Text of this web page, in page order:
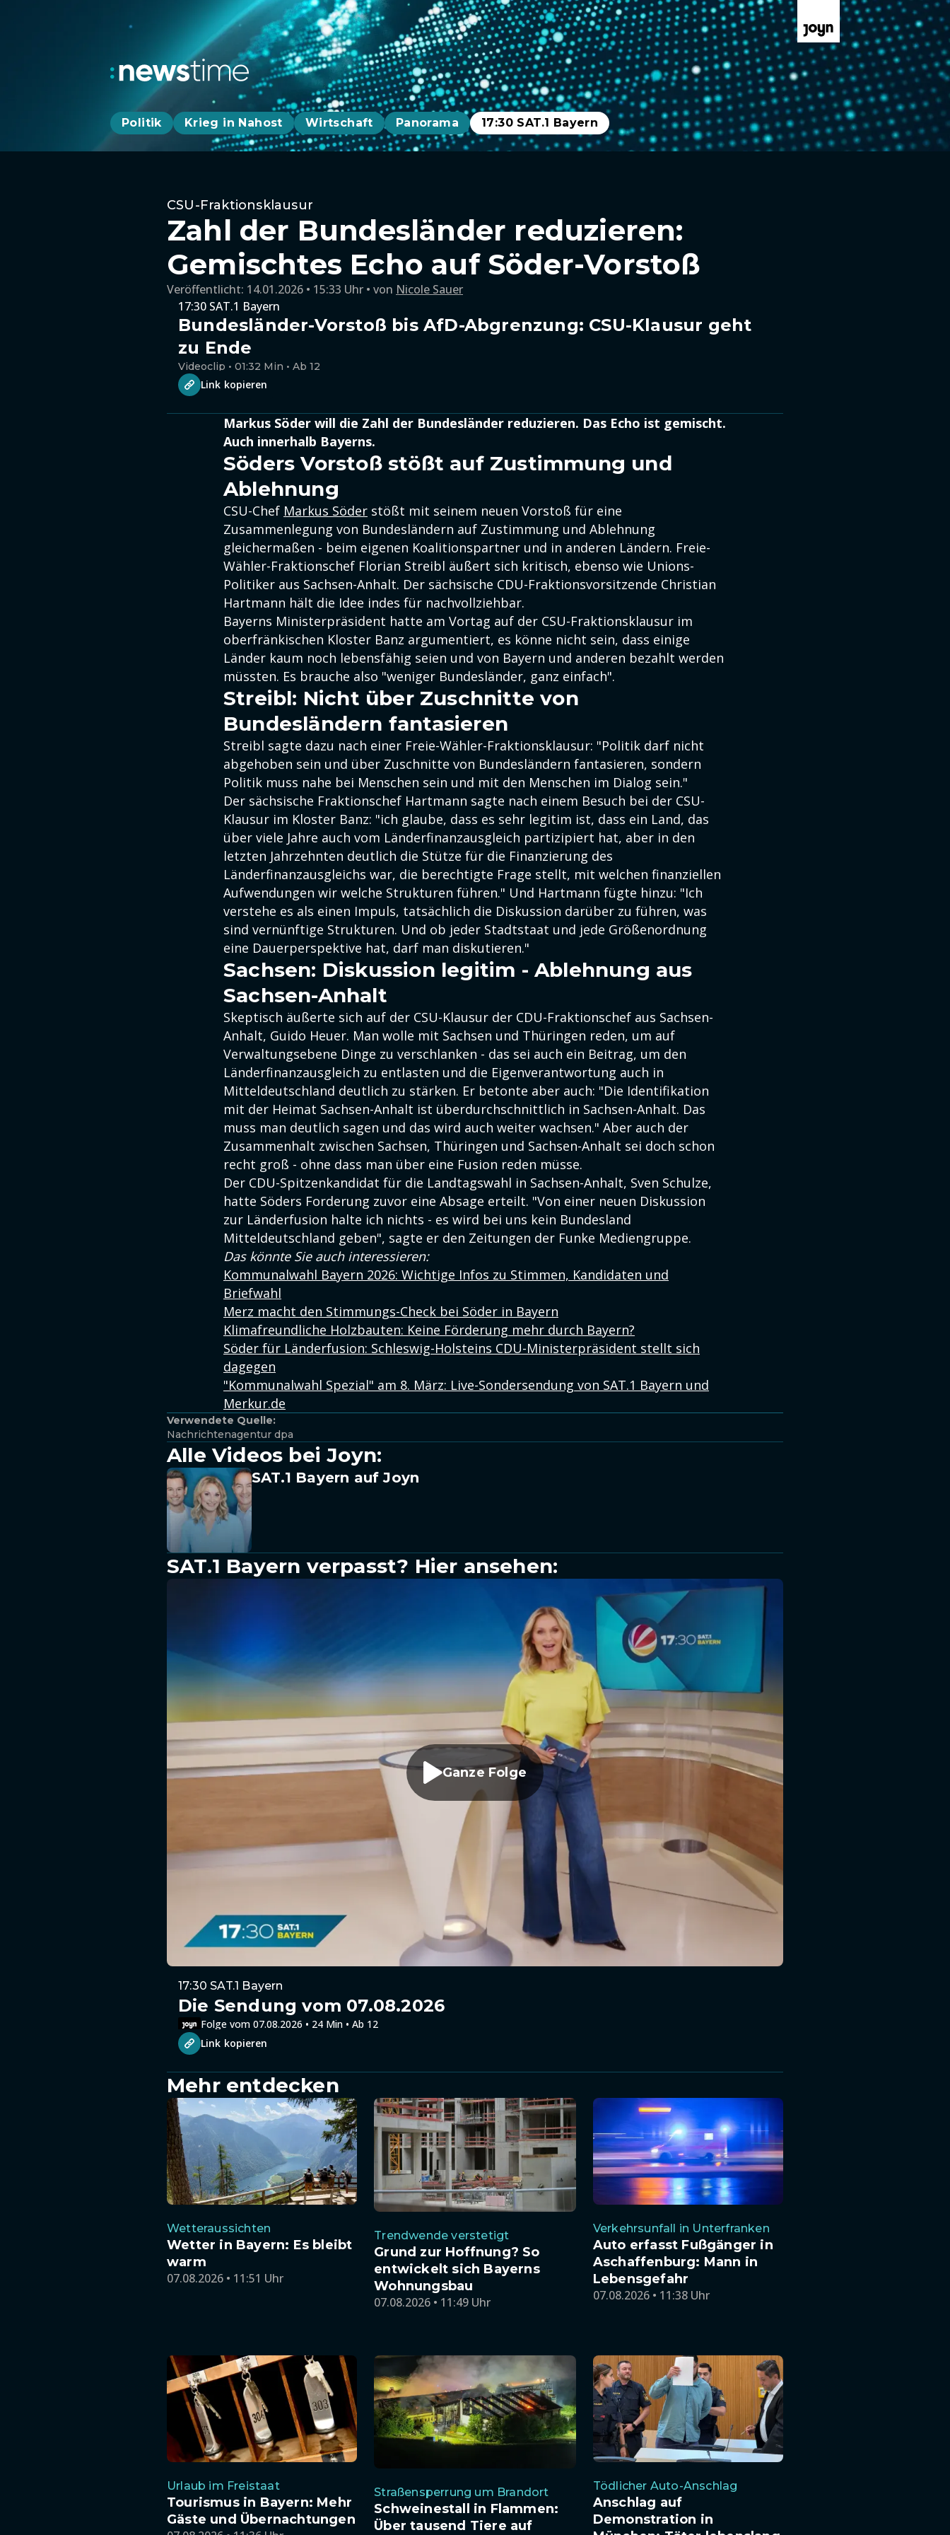
Politik Krieg in Nahost Wirtschaft Panorama 17:30 SAT.1 Bayern
CSU-Fraktionsklausur
Zahl der Bundesländer reduzieren:
Gemischtes Echo auf Söder-Vorstoß
Veröffentlicht: 14.01.2026 • 15:33 Uhr von Nicole Sauer
17:30 SAT.1 Bayern
Bundesländer-Vorstoß bis AfD-Abgrenzung: CSU-Klausur geht
zu Ende
Videoclip • 01:32 Min • Ab 12
Link kopieren
Markus Söder will die Zahl der Bundesländer reduzieren. Das Echo ist gemischt.
Auch innerhalb Bayerns.
Söders Vorstoß stößt auf Zustimmung und
Ablehnung
CSU-Chef Markus Söder stößt mit seinem neuen Vorstoß für eine
Zusammenlegung von Bundesländern auf Zustimmung und Ablehnung
gleichermaßen - beim eigenen Koalitionspartner und in anderen Ländern. Freie-
Wähler-Fraktionschef Florian Streibl äußert sich kritisch, ebenso wie Unions-
Politiker aus Sachsen-Anhalt. Der sächsische CDU-Fraktionsvorsitzende Christian
Hartmann hält die Idee indes für nachvollziehbar.
Bayerns Ministerpräsident hatte am Vortag auf der CSU-Fraktionsklausur im
oberfränkischen Kloster Banz argumentiert, es könne nicht sein, dass einige
Länder kaum noch lebensfähig seien und von Bayern und anderen bezahlt werden
müssten. Es brauche also "weniger Bundesländer, ganz einfach".
Streibl: Nicht über Zuschnitte von
Bundesländern fantasieren
Streibl sagte dazu nach einer Freie-Wähler-Fraktionsklausur: "Politik darf nicht
abgehoben sein und über Zuschnitte von Bundesländern fantasieren, sondern
Politik muss nahe bei Menschen sein und mit den Menschen im Dialog sein."
Der sächsische Fraktionschef Hartmann sagte nach einem Besuch bei der CSU-
Klausur im Kloster Banz: "ich glaube, dass es sehr legitim ist, dass ein Land, das
über viele Jahre auch vom Länderfinanzausgleich partizipiert hat, aber in den
letzten Jahrzehnten deutlich die Stütze für die Finanzierung des
Länderfinanzausgleichs war, die berechtigte Frage stellt, mit welchen finanziellen
Aufwendungen wir welche Strukturen führen." Und Hartmann fügte hinzu: "Ich
verstehe es als einen Impuls, tatsächlich die Diskussion darüber zu führen, was
sind vernünftige Strukturen. Und ob jeder Stadtstaat und jede Größenordnung
eine Dauerperspektive hat, darf man diskutieren."
Sachsen: Diskussion legitim - Ablehnung aus
Sachsen-Anhalt
Skeptisch äußerte sich auf der CSU-Klausur der CDU-Fraktionschef aus Sachsen-
Anhalt, Guido Heuer. Man wolle mit Sachsen und Thüringen reden, um auf
Verwaltungsebene Dinge zu verschlanken - das sei auch ein Beitrag, um den
Länderfinanzausgleich zu entlasten und die Eigenverantwortung auch in
Mitteldeutschland deutlich zu stärken. Er betonte aber auch: "Die Identifikation
mit der Heimat Sachsen-Anhalt ist überdurchschnittlich in Sachsen-Anhalt. Das
muss man deutlich sagen und das wird auch weiter wachsen." Aber auch der
Zusammenhalt zwischen Sachsen, Thüringen und Sachsen-Anhalt sei doch schon
recht groß - ohne dass man über eine Fusion reden müsse.
Der CDU-Spitzenkandidat für die Landtagswahl in Sachsen-Anhalt, Sven Schulze,
hatte Söders Forderung zuvor eine Absage erteilt. "Von einer neuen Diskussion
zur Länderfusion halte ich nichts - es wird bei uns kein Bundesland
Mitteldeutschland geben", sagte er den Zeitungen der Funke Mediengruppe.
Das könnte Sie auch interessieren:
Kommunalwahl Bayern 2026: Wichtige Infos zu Stimmen, Kandidaten und
Briefwahl
Merz macht den Stimmungs-Check bei Söder in Bayern
Klimafreundliche Holzbauten: Keine Förderung mehr durch Bayern?
Söder für Länderfusion: Schleswig-Holsteins CDU-Ministerpräsident stellt sich
dagegen
"Kommunalwahl Spezial" am 8. März: Live-Sondersendung von SAT.1 Bayern und
Merkur.de
Verwendete Quelle:
Nachrichtenagentur dpa
Alle Videos bei Joyn:
SAT.1 Bayern auf Joyn
SAT.1 Bayern verpasst? Hier ansehen:
Ganze Folge
17:30 SAT.1 Bayern
Die Sendung vom 07.08.2026
Folge vom 07.08.2026 • 24 Min • Ab 12
Link kopieren
Mehr entdecken
Wetteraussichten
Wetter in Bayern: Es bleibt
warm
07.08.2026 • 11:51 Uhr
Trendwende verstetigt
Grund zur Hoffnung? So
entwickelt sich Bayerns
Wohnungsbau
07.08.2026 • 11:49 Uhr
Verkehrsunfall in Unterfranken
Auto erfasst Fußgänger in
Aschaffenburg: Mann in
Lebensgefahr
07.08.2026 • 11:38 Uhr
Urlaub im Freistaat
Tourismus in Bayern: Mehr
Gäste und Übernachtungen
Straßensperrung um Brandort
Schweinestall in Flammen:
Über tausend Tiere auf
Tödlicher Auto-Anschlag
Anschlag auf
Demonstration in